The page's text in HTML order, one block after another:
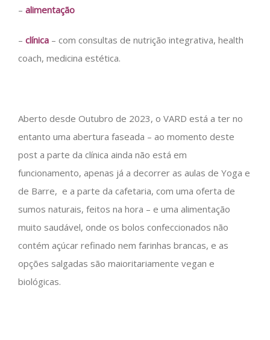
– alimentação
– clínica – com consultas de nutrição integrativa, health
coach, medicina estética.
Aberto desde Outubro de 2023, o VARD está a ter no
entanto uma abertura faseada – ao momento deste
post a parte da clínica ainda não está em
funcionamento, apenas já a decorrer as aulas de Yoga e
de Barre, e a parte da cafetaria, com uma oferta de
sumos naturais, feitos na hora – e uma alimentação
muito saudável, onde os bolos confeccionados não
contém açúcar refinado nem farinhas brancas, e as
opções salgadas são maioritariamente vegan e
biológicas.